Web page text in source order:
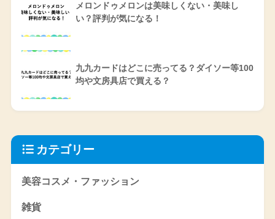
メロンドゥメロンは美味しくない・美味し
い？評判が気になる！
九九カードはどこに売ってる？ダイソー等100
均や文房具店で買える？
カテゴリー
美容コスメ・ファッション
雑貨